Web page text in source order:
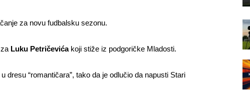
za novu fudbalsku sezonu.
Luku Petričevićakoji stiže iz podgoričke Mladosti.
dresu “romantičara”, tako da je odlučio da napusti Stari